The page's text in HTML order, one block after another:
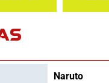
Naruto